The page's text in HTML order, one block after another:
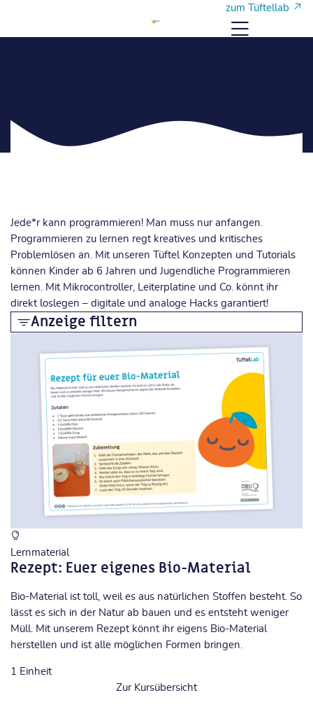
zum Tüftellab
Menü
Jede*r kann programmieren! Man muss nur anfangen.
Programmieren zu lernen regt kreatives und kritisches
Problemlösen an. Mit unseren Tüftel Konzepten und Tutorials
können Kinder ab 6 Jahren und Jugendliche Programmieren
lernen. Mit Mikrocontroller, Leiterplatine und Co. könnt ihr
direkt loslegen – digitale und analoge Hacks garantiert!
Lernmaterial
Rezept: Euer eigenes Bio-Material
Bio-Material ist toll, weil es aus natürlichen Stoffen besteht. So
lässt es sich in der Natur ab bauen und es entsteht weniger
Müll. Mit unserem Rezept könnt ihr eigens Bio-Material
herstellen und ist alle möglichen Formen bringen.
1 Einheit
Zur Kursübersicht
Anzeige filtern
Blöcke
Globale Suche
Kursbereiche überspringen
Kursbereiche
Analoges Making
Digitale Fertigung
Programmierung
Video und Animation
KI und Daten
Methoden und Didaktik
Alle Kurse...